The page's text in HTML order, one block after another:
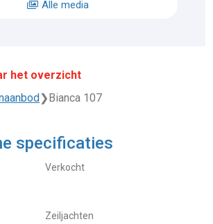
Alle media
het overzicht
❯ Bianca 107
specificaties
Verkocht
Zeiljachten